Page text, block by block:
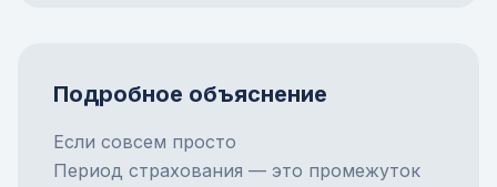
Подробное объяснение
Если совсем просто
Период страхования — это промежуток